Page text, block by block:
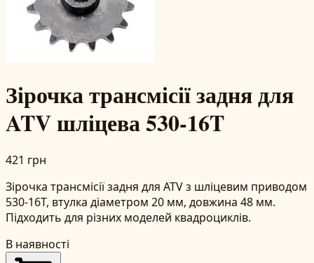
Зірочка трансмісії задня для
ATV шліцева 530-16T
421 грн
Зірочка трансмісії задня для ATV з шліцевим приводом
530-16T, втулка діаметром 20 мм, довжина 48 мм.
Підходить для різних моделей квадроциклів.
В наявності